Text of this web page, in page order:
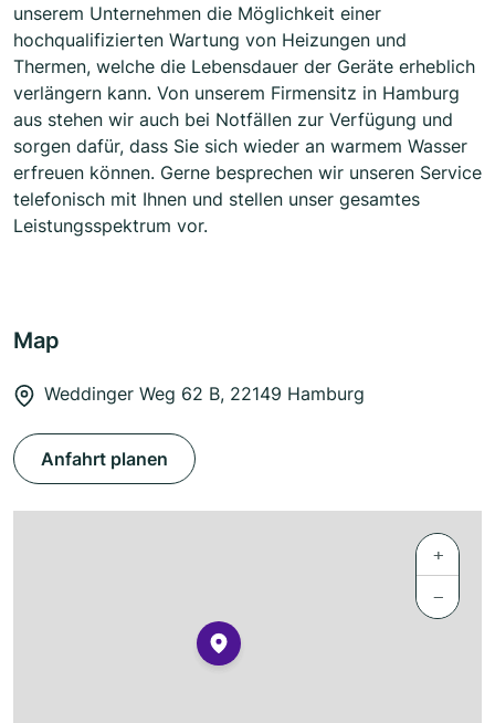
unserem Unternehmen die Möglichkeit einer
hochqualifizierten Wartung von Heizungen und
Thermen, welche die Lebensdauer der Geräte erheblich
verlängern kann. Von unserem Firmensitz in Hamburg
aus stehen wir auch bei Notfällen zur Verfügung und
sorgen dafür, dass Sie sich wieder an warmem Wasser
erfreuen können. Gerne besprechen wir unseren Service
telefonisch mit Ihnen und stellen unser gesamtes
Leistungsspektrum vor.
Map
Weddinger Weg 62 B, 22149 Hamburg
Anfahrt planen
+
−